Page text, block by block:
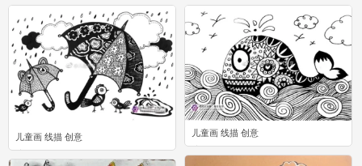
儿童画 线描 创意
1
儿童画 线描 创意
0